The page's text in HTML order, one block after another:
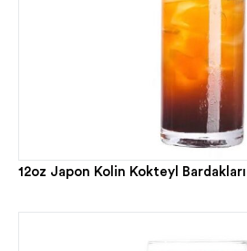
12oz Japon Kolin Kokteyl Bardakları